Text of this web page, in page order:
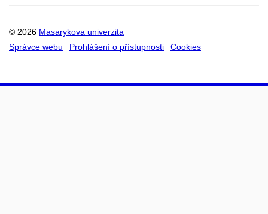
© 2026 Masarykova univerzita
Správce webu
Prohlášení o přístupnosti Cookies